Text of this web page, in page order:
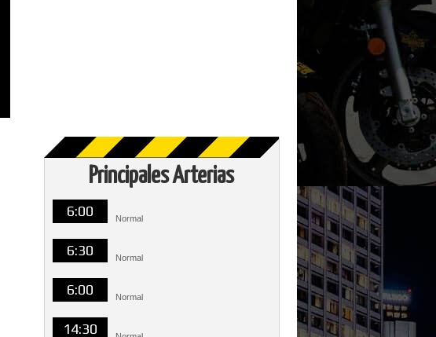
Principales Arterias
6:00 Normal
6:30 Normal
6:00 Normal
14:30